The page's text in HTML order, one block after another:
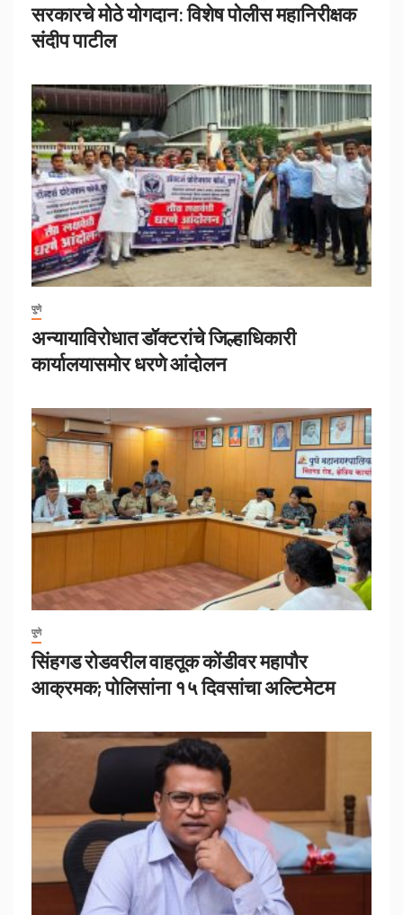
सरकारचे मोठे योगदान: विशेष पोलीस महानिरीक्षक
संदीप पाटील
पुणे
अन्यायाविरोधात डॉक्टरांचे जिल्हाधिकारी
कार्यालयासमोर धरणे आंदोलन
पुणे
सिंहगड रोडवरील वाहतूक कोंडीवर महापौर
आक्रमक; पोलिसांना १५ दिवसांचा अल्टिमेटम